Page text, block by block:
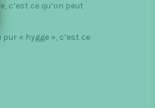
c’est ce qu’on peut
« hygge », c’est ce